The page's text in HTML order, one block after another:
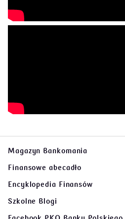
Magazyn Bankomania
Finansowe abecadło
Encyklopedia Finansów
Szkolne Blogi